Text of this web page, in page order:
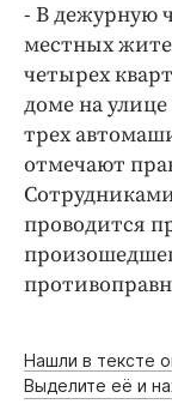
- В дежурную
местных
четырех
доме на
трех
отмечают
проводится
Нашли в тексте
Выделите её и